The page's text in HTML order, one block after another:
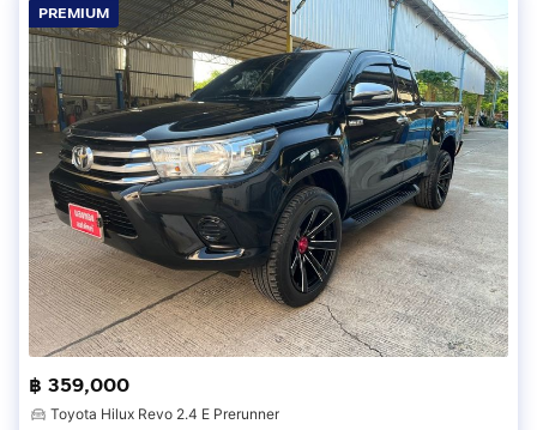
PREMIUM
฿ 359,000
Toyota Hilux Revo 2.4 E Prerunner